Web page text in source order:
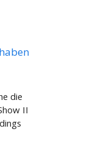
die
II